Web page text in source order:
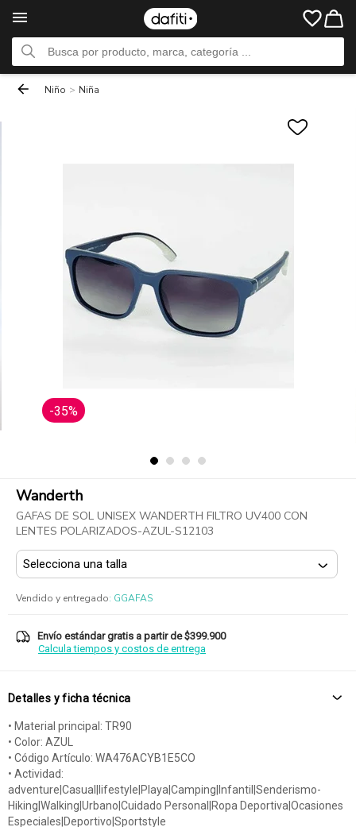
Niño > Niña
-35%
Wanderth
GAFAS DE SOL UNISEX WANDERTH FILTRO UV400 CON
LENTES POLARIZADOS-AZUL-S12103
Vendido y entregado: GGAFAS
Envío estándar gratis a partir de $399.900
Calcula tiempos y costos de entrega
Detalles y ficha técnica
• Material principal: TR90
• Color: AZUL
• Código Artículo: WA476ACYB1E5CO
• Actividad:
adventure|Casual|lifestyle|Playa|Camping|Infantil|Senderismo-
Hiking|Walking|Urbano|Cuidado Personal|Ropa Deportiva|Ocasiones
Especiales|Deportivo|Sportstyle